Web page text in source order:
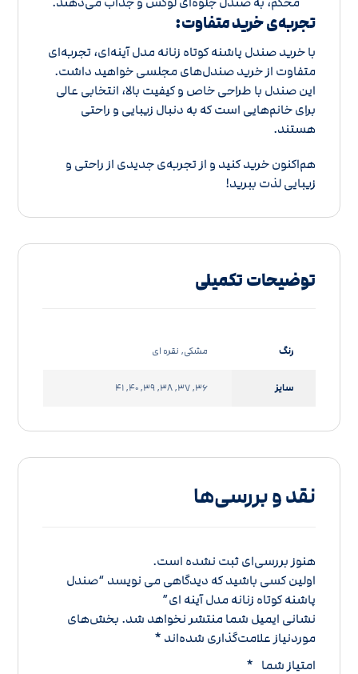
تجربه‌ی خرید متفاوت:
با خرید صندل پاشنه کوتاه زنانه مدل آینه‌ای، تجربه‌ای
متفاوت از خرید صندل‌های مجلسی خواهید داشت.
این صندل با طراحی خاص و کیفیت بالا، انتخابی عالی
برای خانم‌هایی است که به دنبال زیبایی و راحتی
هستند.
هم‌اکنون خرید کنید و از تجربه‌ی جدیدی از راحتی و
زیبایی لذت ببرید!
توضیحات تکمیلی
رنگ مشکی, نقره ای
سایز 36, 37, 38, 39, 40, 41
نقد و بررسی‌ها
هنوز بررسی‌ای ثبت نشده است.
اولین کسی باشید که دیدگاهی می نویسد “صندل
پاشنه کوتاه زنانه مدل آینه ای”
نشانی ایمیل شما منتشر نخواهد شد. بخش‌های
موردنیاز علامت‌گذاری شده‌اند *
امتیاز شما *